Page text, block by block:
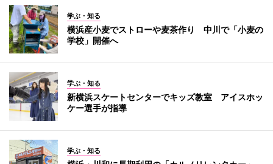
学ぶ・知る
横浜産小麦でストローや麦茶作り 中川で「小麦の
学校」開催へ
学ぶ・知る
新横浜スケートセンターでキッズ教室 アイスホッ
ケー選手が指導
学ぶ・知る